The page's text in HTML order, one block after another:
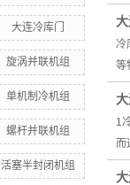
大连冷库门
旋涡并联机组
单机制冷机组
螺杆并联机组
活塞半封闭机组
冷
等
1
而